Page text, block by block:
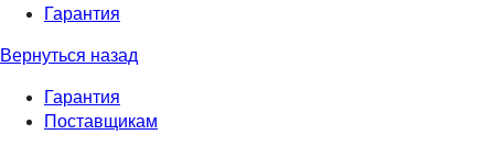
Гарантия
Вернуться назад
Гарантия
Поставщикам